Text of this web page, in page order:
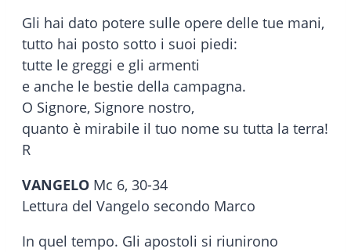
Gli hai dato potere sulle opere delle tue mani,
tutto hai posto sotto i suoi piedi:
tutte le greggi e gli armenti
e anche le bestie della campagna.
O Signore, Signore nostro,
quanto è mirabile il tuo nome su tutta la terra!
R
VANGELO Mc 6, 30-34
Lettura del Vangelo secondo Marco
In quel tempo. Gli apostoli si riunirono